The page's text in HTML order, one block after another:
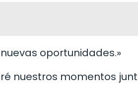
oportunidades.»
nuestros momentos